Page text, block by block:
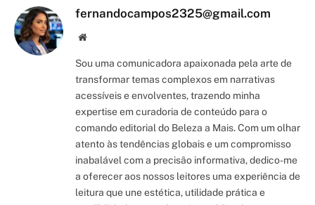
fernandocampos2325@gmail.com
Site/Blog
Sou uma comunicadora apaixonada pela arte de
transformar temas complexos em narrativas
acessíveis e envolventes, trazendo minha
expertise em curadoria de conteúdo para o
comando editorial do Beleza a Mais. Com um olhar
atento às tendências globais e um compromisso
inabalável com a precisão informativa, dedico-me
a oferecer aos nossos leitores uma experiência de
leitura que une estética, utilidade prática e